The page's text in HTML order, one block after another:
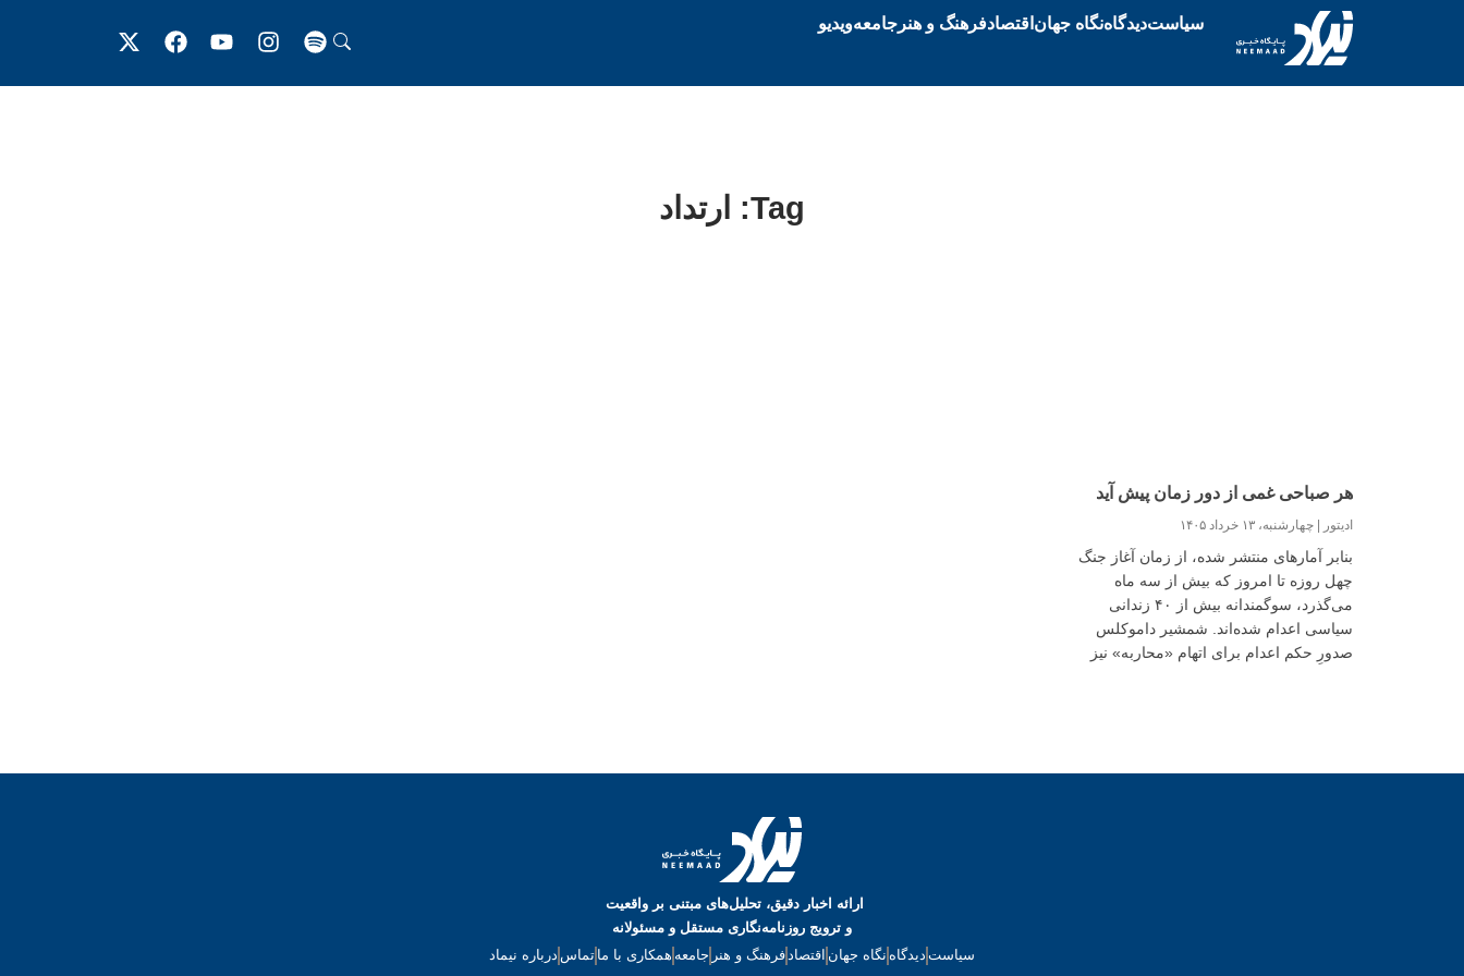
سیاستدیدگاهنگاه جهان اقتصادفرهنگ و هنر جامعهویدیو
Tag: ارتداد
هر صباحی غمی از دور زمان پیش آید
ادیتور چهارشنبه، ۱۳ خرداد ۱۴۰۵
بنابر آمارهای منتشر شده، از زمان آغاز جنگ
چهل روزه تا امروز که بیش از سه ماه
می‌گذرد، سوگمندانه بیش از ۴۰ زندانی
سیاسی اعدام شده‌اند. شمشیر داموکلس
صدورِ حکم اعدام برای اتهام «محاربه» نیز
کشور، تنها پیام «النصر بالرّعب» را به
ارائه اخبار دقیق، تحلیل‌های مبتنی بر واقعیت
و ترویج روزنامه‌نگاری مستقل و مسئولانه
سیاست دیدگاه نگاه جهان اقتصادفرهنگ و هنر جامعه همکاری با ما تماس درباره نیماد